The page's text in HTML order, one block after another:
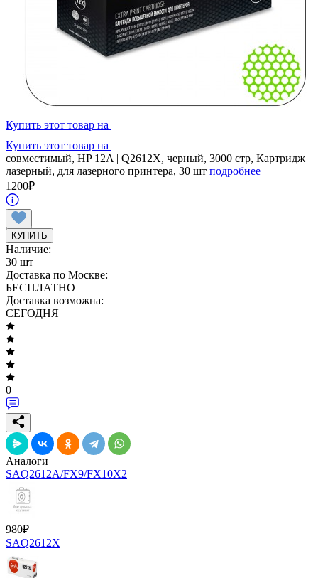
Купить этот товар на
Купить этот товар на
совместимый, HP 12A | Q2612X, черный, 3000 стр, Картридж
лазерный, для лазерного принтера, 30 шт подробнее
1200₽
КУПИТЬ
Наличие:
30 шт
Доставка по Москве:
БЕСПЛАТНО
Доставка возможна:
СЕГОДНЯ
0
Аналоги
SAQ2612A/FX9/FX10X2
980₽
SAQ2612X